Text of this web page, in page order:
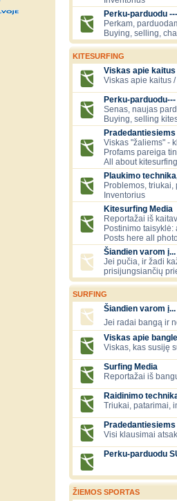
Perku-parduodu
Perkam,
Buying, selling,
KITESURFING
Viskas apie
Viskas apie kaitus
Perku-
Senas, naujas
Buying, selling
Viskas "žaliems" -
Profams pareiga
All about
Plaukimo
Problemos, triukai,
Inventorius
Kitesurfing Media
Reportažai iš
Postinimo
Posts here all
Šiandien varom į...
Jei pučia, ir žadi
prisijungsiančių
SURFING
Šiandien varom į...
Jei radai bangą ir
Viskas apie
Viskas, kas susiję
Surfing Media
Reportažai iš
Raidinimo
Triukai, patarimai,
Pradedantiesiems
Visi klausimai
Perku-parduodu
ŽIEMOS SPORTAS